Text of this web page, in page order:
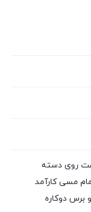
روی دسته
مسی کارآمد
برس دوکاره